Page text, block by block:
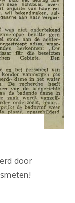
door